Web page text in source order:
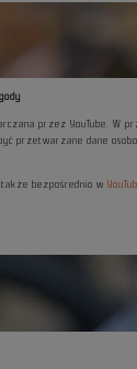
przez YouTube. W
przetwarzane dane
bezpośrednio w